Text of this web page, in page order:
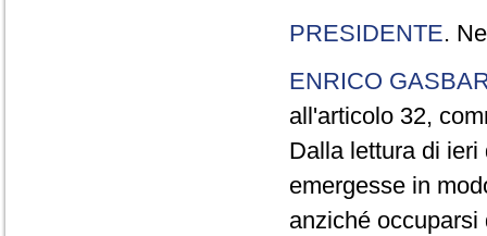
PRESIDENTE.
ENRICO
all'articolo 32,
Dalla lettura di
emergesse in
anziché